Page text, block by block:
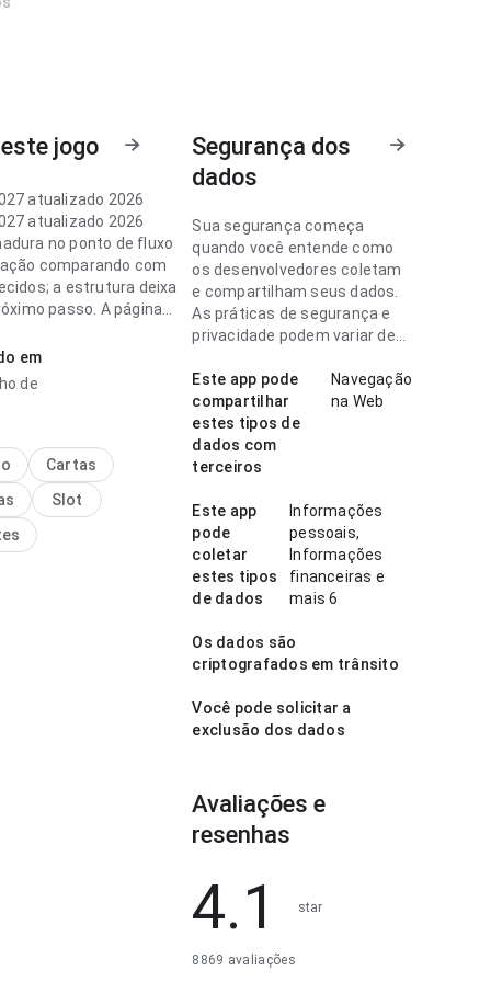
jogo
atualizado 2026
atualizado 2026
no ponto de fluxo
comparando com
a estrutura deixa
passo. A página
atualizado 2026
repetido; a página parece
sem ficar pesada. Esse
o app mais
para testar.
em
de
Cartas
Slot
Segurança dos
dados
Sua segurança começa
quando você entende como
os desenvolvedores coletam
e compartilham seus dados.
As práticas de segurança e
privacidade podem variar de
idade.
Este app pode
compartilhar
estes tipos de
dados com
terceiros
Navegação
na Web
Este app
pode
coletar
estes tipos
de dados
Informações
pessoais,
Informações
financeiras e
mais 6
Os dados são
criptografados em trânsito
Você pode solicitar a
exclusão dos dados
Avaliações e
resenhas
4.1 star
8869 avaliações